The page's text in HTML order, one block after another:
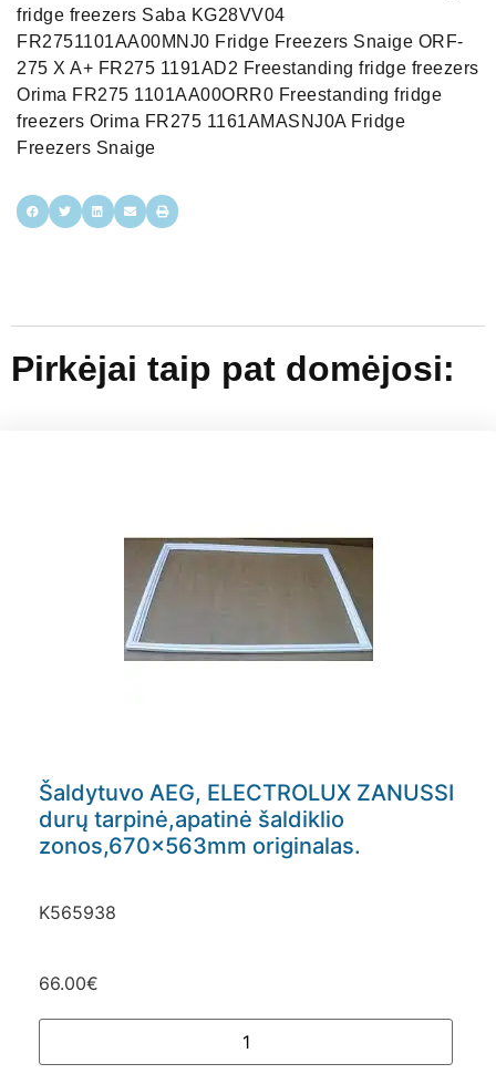
fridge freezers Saba KG28VV04
FR2751101AA00MNJ0 Fridge Freezers Snaige ORF-
275 X A+ FR275 1191AD2 Freestanding fridge freezers
Orima FR275 1101AA00ORR0 Freestanding fridge
freezers Orima FR275 1161AMASNJ0A Fridge
Freezers Snaige
Pirkėjai taip pat domėjosi:
Šaldytuvo AEG, ELECTROLUX ZANUSSI
durų tarpinė,apatinė šaldiklio
zonos,670x563mm originalas.
K565938
66.00€